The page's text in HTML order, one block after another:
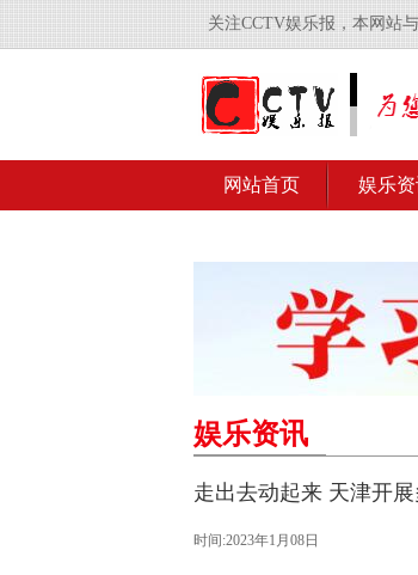
关注CCTV娱乐报，本网站
网站首页 娱乐
娱乐资讯
走出去动起来 天津开
时间:2023年1月08日